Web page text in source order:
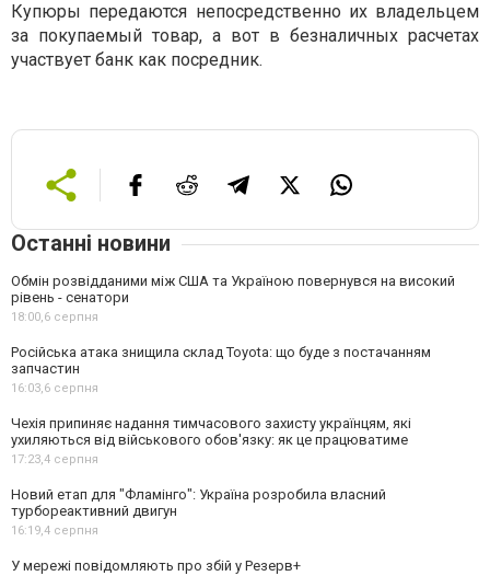
Купюры передаются непосредственно их владельцем
за покупаемый товар, а вот в безналичных расчетах
участвует банк как посредник.
Останні новини
Обмін розвідданими між США та Україною повернувся на високий
рівень - сенатори
18:00,6 серпня
Російська атака знищила склад Toyota: що буде з постачанням
запчастин
16:03,6 серпня
Чехія припиняє надання тимчасового захисту українцям, які
ухиляються від військового обов'язку: як це працюватиме
17:23,4 серпня
Новий етап для "Фламінго": Україна розробила власний
турбореактивний двигун
16:19,4 серпня
У мережі повідомляють про збій у Резерв+